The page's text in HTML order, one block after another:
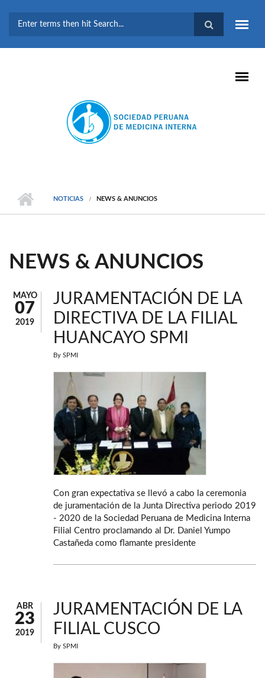
BÚSQUEDA
NOTICIAS NEWS & ANUNCIOS
NEWS & ANUNCIOS
MAYO
07
2019
JURAMENTACIÓN DE LA
DIRECTIVA DE LA FILIAL
HUANCAYO SPMI
By SPMI
Con gran expectativa se llevó a cabo la ceremonia
de juramentación de la Junta Directiva periodo 2019
- 2020 de la Sociedad Peruana de Medicina Interna
Filial Centro proclamando al Dr. Daniel Yumpo
Castañeda como flamante presidente
ABR
23
2019
JURAMENTACIÓN DE LA
FILIAL CUSCO
By SPMI